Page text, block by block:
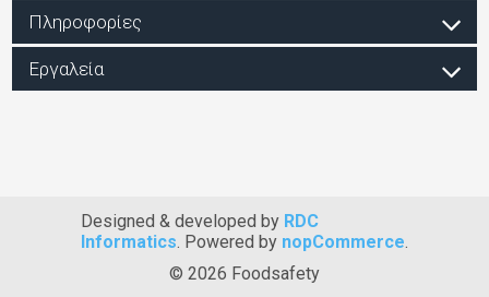
Πληροφορίες
Εργαλεία
Designed & developed by RDC
Informatics. Powered by nopCommerce.
© 2026 Foodsafety